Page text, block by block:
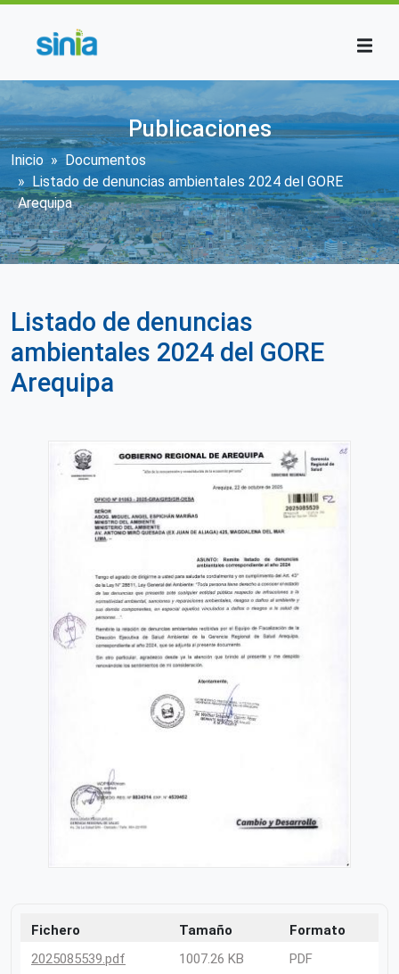
Publicaciones
Sobrescribir enlaces de ayuda a la
Inicio
Documentos
Listado de denuncias ambientales 2024 del GORE
Arequipa
Listado de denuncias
ambientales 2024 del GORE
Arequipa
Fichero Tamaño
Formato
2025085539.pdf
1007.26 KB PDF